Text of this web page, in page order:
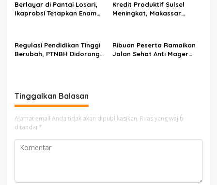
i
s
Berlayar di Pantai Losari,
Ikaprobsi Tetapkan Enam
Kredit Produktif Sulsel
Meningkat, Makassar
Regulasi Pendidikan Tinggi
Berubah, PTNBH Didorong
Ribuan Peserta Ramaikan
Jalan Sehat Anti Mager
Tinggalkan Balasan
Alamat email Anda tidak akan dipublikasikan. Ruas yang wajib
ditandai *